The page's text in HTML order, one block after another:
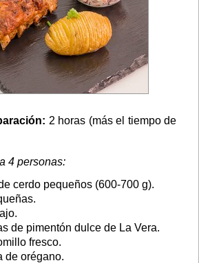
2 horas (más el tiempo de
4 personas:
cerdo pequeños (600-700 g).
de pimentón dulce de La Vera.
fresco.
de orégano.